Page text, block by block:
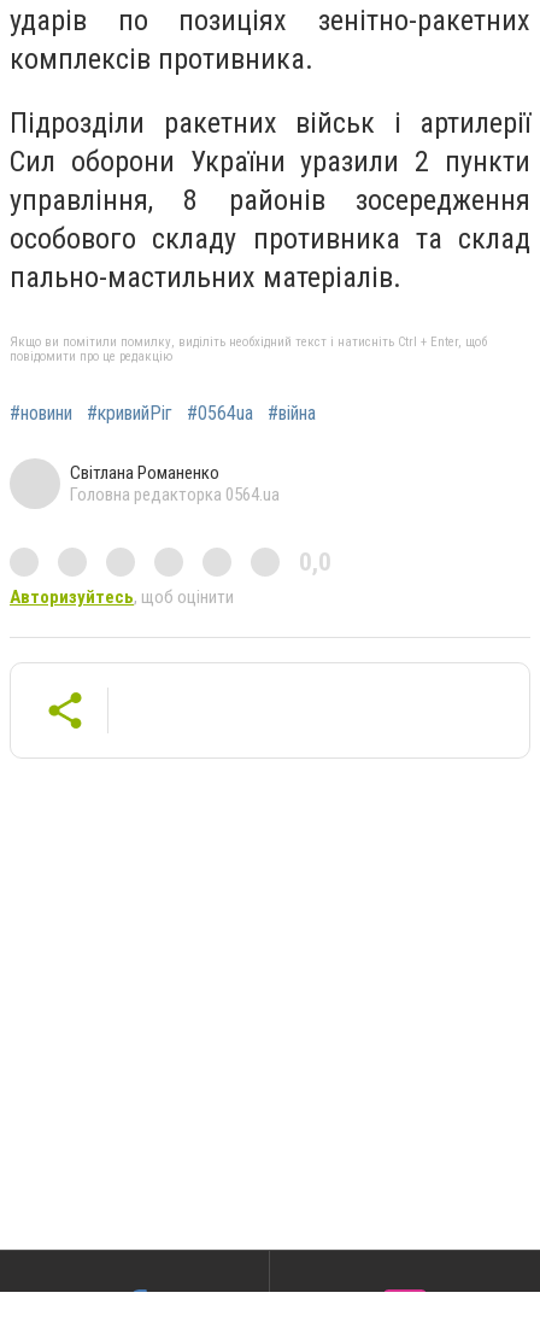
ударів по позиціях зенітно-ракетних
комплексів противника.
Підрозділи ракетних військ і артилерії
Сил оборони України уразили 2 пункти
управління, 8 районів зосередження
особового складу противника та склад
пально-мастильних матеріалів.
Якщо ви помітили помилку, виділіть необхідний текст і натисніть Ctrl + Enter, щоб
повідомити про це редакцію
#новини #кривийРіг #0564ua #війна
Світлана Романенко
Головна редакторка 0564.ua
0,0
Авторизуйтесь, щоб оцінити